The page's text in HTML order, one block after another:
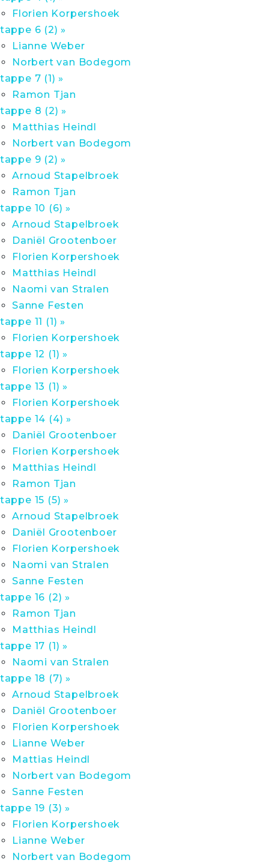
Florien Korpershoek
6 (2) »
Lianne Weber
Norbert van Bodegom
7 (1) »
Ramon Tjan
8 (2) »
Matthias Heindl
Norbert van Bodegom
9 (2) »
Arnoud Stapelbroek
Ramon Tjan
10 (6) »
Arnoud Stapelbroek
Daniël Grootenboer
Florien Korpershoek
Matthias Heindl
Naomi van Stralen
Sanne Festen
11 (1) »
Florien Korpershoek
12 (1) »
Florien Korpershoek
13 (1) »
Florien Korpershoek
14 (4) »
Daniël Grootenboer
Florien Korpershoek
Matthias Heindl
Ramon Tjan
15 (5) »
Arnoud Stapelbroek
Daniël Grootenboer
Florien Korpershoek
Naomi van Stralen
Sanne Festen
16 (2) »
Ramon Tjan
Matthias Heindl
17 (1) »
Naomi van Stralen
18 (7) »
Arnoud Stapelbroek
Daniël Grootenboer
Florien Korpershoek
Lianne Weber
Mattias Heindl
Norbert van Bodegom
Sanne Festen
19 (3) »
Florien Korpershoek
Lianne Weber
Norbert van Bodegom